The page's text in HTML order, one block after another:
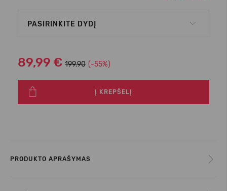
PASIRINKITE DYDĮ
89,99 € 199.90 (-55%)
Į KREPŠELĮ
PRODUKTO APRAŠYMAS